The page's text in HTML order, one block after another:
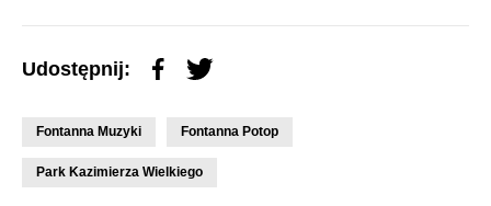
Udostępnij:
Fontanna Muzyki Fontanna Potop
Park Kazimierza Wielkiego